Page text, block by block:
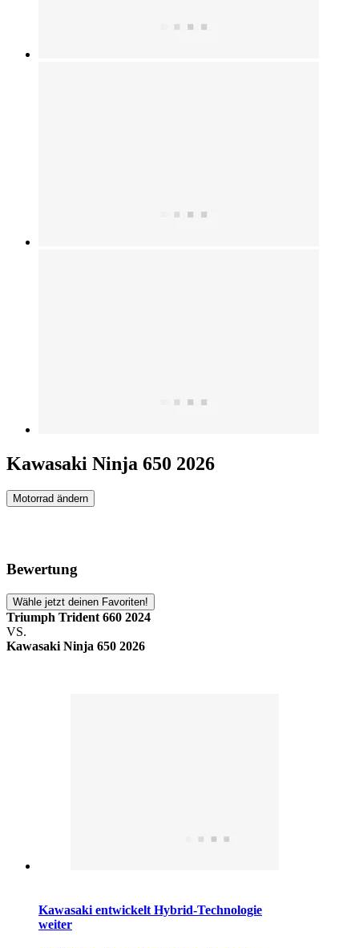
Kawasaki Ninja 650 2026
Motorrad ändern
Bewertung
Wähle jetzt deinen Favoriten!
Triumph Trident 660 2024
VS.
Kawasaki Ninja 650 2026
Kawasaki entwickelt Hybrid-Technologie
weiter